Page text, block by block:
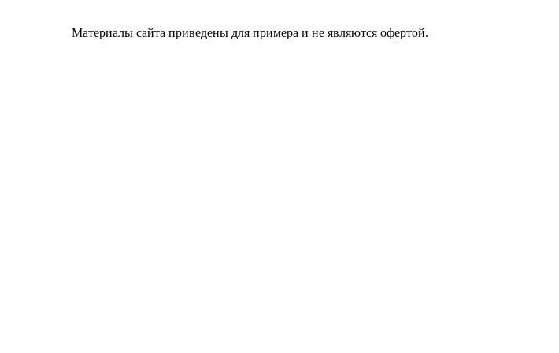
Материалы сайта приведены для примера и не являются офертой.